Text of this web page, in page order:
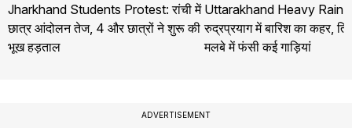
Jharkhand Students Protest: रांची में
छात्र आंदोलन तेज, 4 और छात्रों ने शुरू की
भूख हड़ताल
Uttarakhand Heavy Rain
रुद्रप्रयाग में बारिश का कहर,
मलबे में फंसी कई गाड़ियां
ADVERTISEMENT